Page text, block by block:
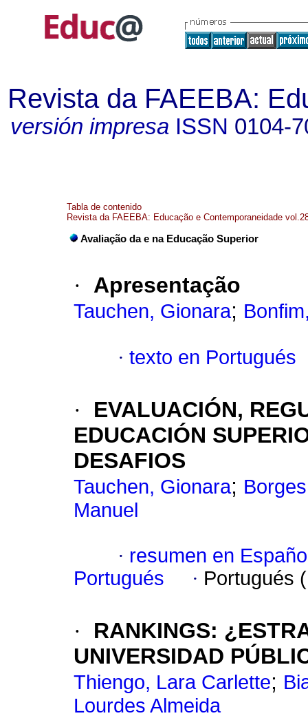
Revista da FAEEBA:
versión impresaISSN 0104-
Tabla de contenido
Revista da FAEEBA: Educação e Contemporaneidade
Avaliação da e na Educação Superior
· Apresentação
Tauchen, Gionara;
· texto en Portugués
·
EVALUACIÓN,
EDUCACIÓN
DESAFIOS
Tauchen, Gionara;
Manuel
· resumen en
Portugués
· Portugués
·
RANKINGS:
UNIVERSIDAD
Thiengo, Lara Carlette;
Lourdes Almeida